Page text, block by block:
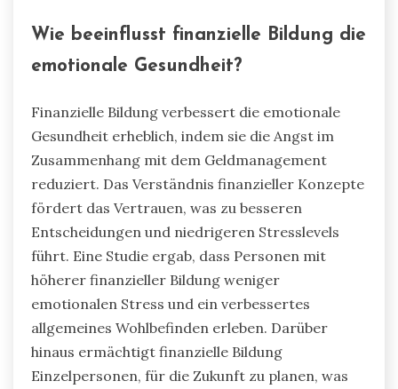
Wie beeinflusst finanzielle Bildung die
emotionale Gesundheit?
Finanzielle Bildung verbessert die emotionale
Gesundheit erheblich, indem sie die Angst im
Zusammenhang mit dem Geldmanagement
reduziert. Das Verständnis finanzieller Konzepte
fördert das Vertrauen, was zu besseren
Entscheidungen und niedrigeren Stresslevels
führt. Eine Studie ergab, dass Personen mit
höherer finanzieller Bildung weniger
emotionalen Stress und ein verbessertes
allgemeines Wohlbefinden erleben. Darüber
hinaus ermächtigt finanzielle Bildung
Einzelpersonen, für die Zukunft zu planen, was